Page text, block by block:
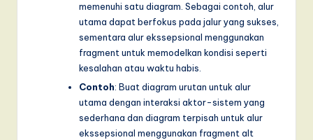
memenuhi satu diagram. Sebagai contoh, alur
utama dapat berfokus pada jalur yang sukses,
sementara alur ekssepsional menggunakan
fragment untuk memodelkan kondisi seperti
kesalahan atau waktu habis.
Contoh: Buat diagram urutan untuk alur
utama dengan interaksi aktor-sistem yang
sederhana dan diagram terpisah untuk alur
ekssepsional menggunakan fragment alt